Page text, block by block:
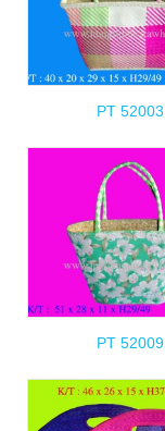
PT 52003
PT 52009